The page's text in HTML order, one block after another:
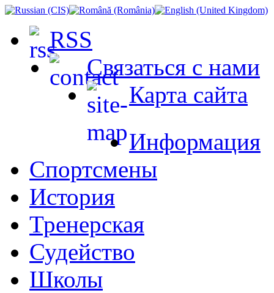
RSS
Связаться с нами
Карта сайта
Информация
Спортсмены
История
Тренерская
Судейство
Школы